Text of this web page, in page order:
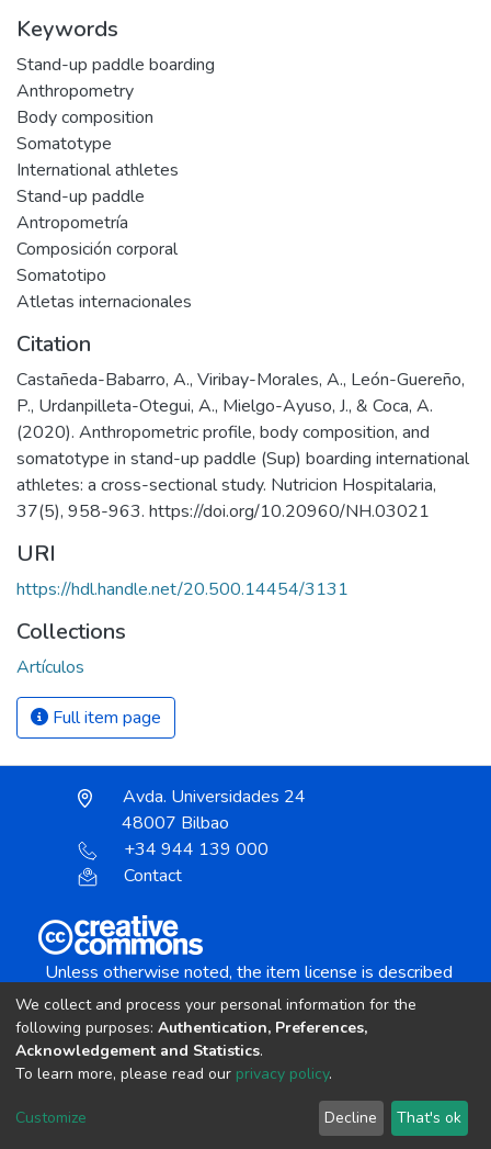
Keywords
Stand-up paddle boarding
Anthropometry
Body composition
Somatotype
International athletes
Stand-up paddle
Antropometría
Composición corporal
Somatotipo
Atletas internacionales
Citation
Castañeda-Babarro, A., Viribay-Morales, A., León-Guereño,
P., Urdanpilleta-Otegui, A., Mielgo-Ayuso, J., & Coca, A.
(2020). Anthropometric profile, body composition, and
somatotype in stand-up paddle (Sup) boarding international
athletes: a cross-sectional study. Nutricion Hospitalaria,
37(5), 958-963. https://doi.org/10.20960/NH.03021
URI
https://hdl.handle.net/20.500.14454/3131
Collections
Artículos
Full item page
Avda. Universidades 24
48007 Bilbao
+34 944 139 000
Contact
Unless otherwise noted, the item license is described
Creative Commons Attribution-NonCommercial-
copyright © 2002-2026 LYRASIS
Cookie settings Send Feedback
We collect and process your personal information for the
following purposes: Authentication, Preferences,
Acknowledgement and Statistics.
To learn more, please read our privacy policy.
Customize Decline That's ok